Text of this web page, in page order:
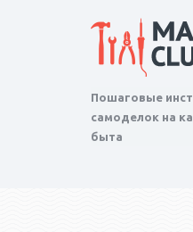
Пошаговые
самоделок на
быта